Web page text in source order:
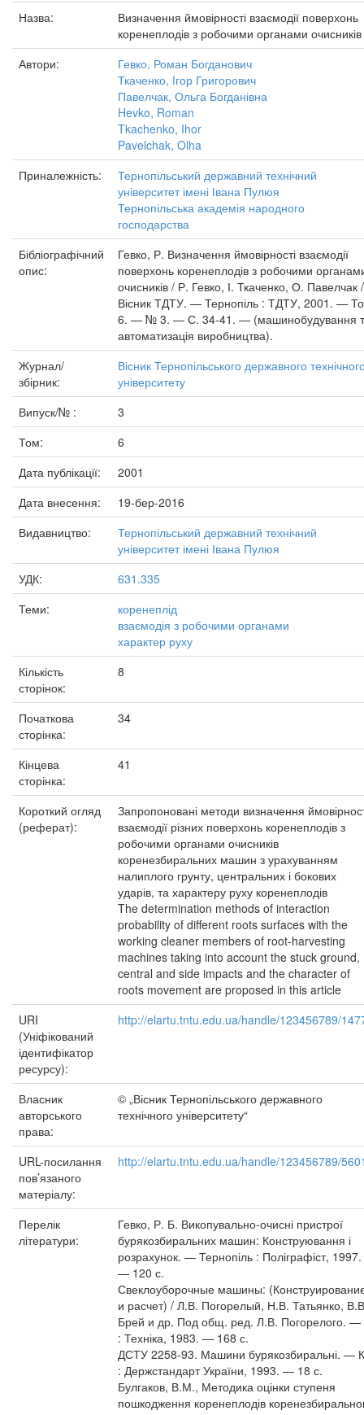
Назва:
Визначення ймовірності взаємодії поверхонь
коренеплодів з робочими органами очисників
Автори:
Гевко, Роман Богданович
Ткаченко, Ігор Григорович
Павелчак, Ольга Богданівна
Hevko, Roman
Tkachenko, Ihor
Pavelchak, Olha
Приналежність:
Тернопільський державний технічний
університет імені Івана Пулюя
Тернопільська академія народного
господарства
Бібліографічний
опис:
Гевко, Р. Визначення ймовірності взаємодії
поверхонь коренеплодів з робочими
очисників / Р. Гевко, І. Ткаченко, О. Павелчак
Вісник ТДТУ. — Тернопіль : ТДТУ, 2001. —
6. — № 3. — С. 34-41. — (машинобудування
автоматизація виробництва).
Журнал/
збірник:
Вісник Тернопільського державного
університету
Випуск/№ :
3
Том:
6
Дата публікації:
2001
Дата внесення:
19-бер-2016
Видавництво:
Тернопільський державний технічний
університет імені Івана Пулюя
УДК:
631.335
Теми:
коренеплід
взаємодія з робочими органами
характер руху
Кількість
сторінок:
8
Початкова
сторінка:
34
Кінцева
сторінка:
41
Короткий огляд
(реферат):
Запропоновані методи визначення
взаємодії різних поверхонь коренеплодів з
робочими органами очисників
коренезбиральних машин з урахуванням
налиплого грунту, центральних і бокових
ударів, та характеру руху коренеплодів
The determination methods of interaction
probability of different roots surfaces with the
working cleaner members of root-harvesting
machines taking into account the stuck ground,
central and side impacts and the character of
roots movement are proposed in this article
URI
(Уніфікований
ідентифікатор
ресурсу):
http://elartu.tntu.edu.ua/handle/123456789/
Власник
авторського
права:
© „Вісник Тернопільського державного
технічного університету“
URL-посилання
пов’язаного
матеріалу:
http://elartu.tntu.edu.ua/handle/123456789/
Перелік
літератури:
Гевко, Р. Б. Викопувально-очисні пристрої
бурякозбиральних машин: Конструювання і
розрахунок. — Тернопіль : Поліграфіст, 1997.
— 120 с.
Свеклоуборочные машины:
и расчет) / Л.В. Погорелый, Н.В. Татьянко,
Брей и др. Под общ. ред. Л.В. Погорелого. —
: Техніка, 1983. — 168 с.
ДСТУ 2258-93. Машини бурякозбиральні. —
: Держстандарт України, 1993. — 18 с.
Булгаков, В.М., Методика оцінки ступеня
пошкодження коренеплодів